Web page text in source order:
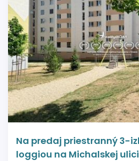
Na predaj priestranný 3-
loggiou na Michalskej ulici